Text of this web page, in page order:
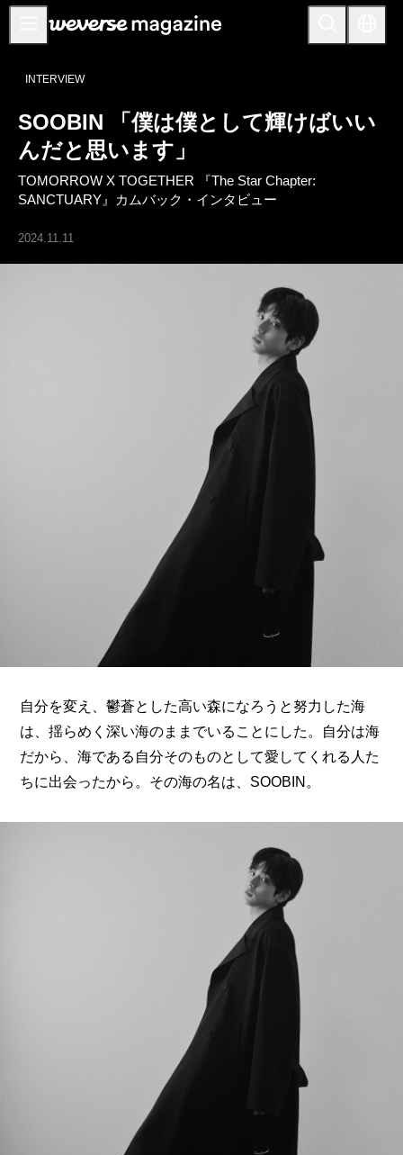
お知らせ
FEATURE
INTERVIEW
REVIEW
INTERVIEW
SOOBIN 「僕は僕として輝けばいい
んだと思います」
TOMORROW X TOGETHER 『The Star Chapter:
SANCTUARY』カムバック・インタビュー
2024.11.11
自分を変え、鬱蒼とした高い森になろうと努力した海
は、揺らめく深い海のままでいることにした。自分は海
だから、海である自分そのものとして愛してくれる人た
ちに出会ったから。その海の名は、SOOBIN。